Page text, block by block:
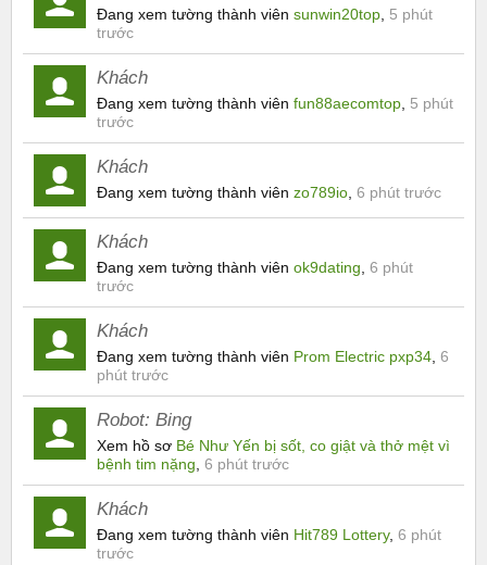
Đang xem tường thành viên sunwin20top 5 phút
trước
Khách
Đang xem tường thành viên fun88aecomtop 5 phút
trước
Khách
Đang xem tường thành viên zo789io 6 phút trước
Khách
Đang xem tường thành viên ok9dating 6 phút
trước
Khách
Đang xem tường thành viên Prom Electric pxp34 6
phút trước
Robot: Bing
Xem hồ sơ Bé Như Yến bị sốt, co giật và thở mệt vì
bệnh tim nặng 6 phút trước
Khách
Đang xem tường thành viên Hit789 Lottery, 6 phút
trước